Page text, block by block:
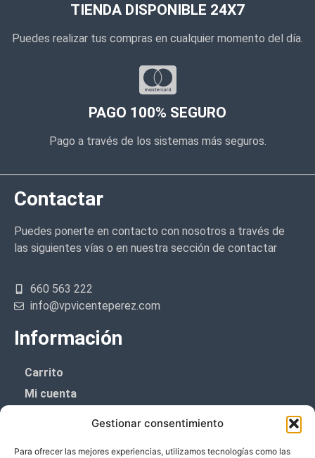
Gestionar consentimiento
Para ofrecer las mejores experiencias, utilizamos tecnologías como las
TIENDA DISPONIBLE 24X7
Puedes realizar tus compras en cualquier momento del día.
PAGO 100% SEGURO
Pago a través de los sistemas más seguros.
Contactar
Puedes ponerte en contacto con nosotros a través de
las siguientes vías o en nuestra sección de contactar
660 563 222
info@vpvicenteperez.com
Información
Carrito
Mi cuenta